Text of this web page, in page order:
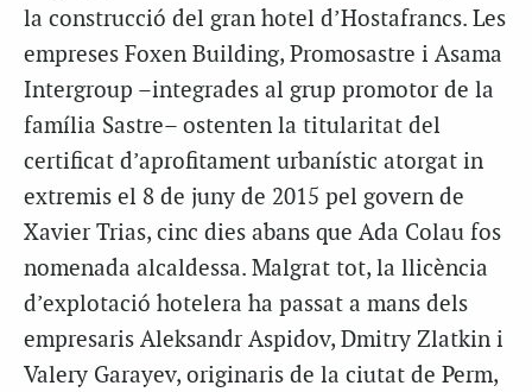
la construcció del gran hotel d’Hostafrancs. Les
empreses Foxen Building, Promosastre i Asama
Intergroup –integrades al grup promotor de la
família Sastre– ostenten la titularitat del
certificat d’aprofitament urbanístic atorgat in
extremis el 8 de juny de 2015 pel govern de
Xavier Trias, cinc dies abans que Ada Colau fos
nomenada alcaldessa. Malgrat tot, la llicència
d’explotació hotelera ha passat a mans dels
empresaris Aleksandr Aspidov, Dmitry Zlatkin i
Valery Garayev, originaris de la ciutat de Perm,